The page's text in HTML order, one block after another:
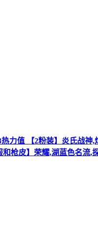
力值 【2粉装】炎氏战神
枪皮】荣耀,湖蓝色名流,